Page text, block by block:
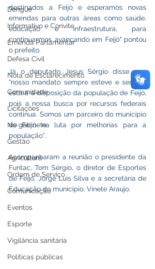
Dengue
Informativo e Convite
Emenda Parlamentar
Defesa Civil
Nota de Esclarecimento
Comunidade
Licitações
No gabinete
Gestão
Agricultura
Ordem de Serviço
Comunicação
Eventos
Esporte
Vigilância sanitária
Políticas públicas
destinados a Feijó e esperamos novas
emendas para outras áreas como saúde,
educação e infraestrutura, para
continuarmos avançando em Feijó" pontou
o prefeito.
Já o deputado Jesus Sérgio disse que
“nosso mandato sempre esteve e sempre
estará à disposição da população de Feijó,
pois a nossa busca por recursos federais
continua. Somos um parceiro do município
de Feijó na luta por melhorias para a
população”..
Acompanharam a reunião o presidente da
Funtac, Tom Sérgio, o diretor de Esportes
de Feijó, Jorge Luís Silva e a secretária de
Educação do município, Vinete Araújo.